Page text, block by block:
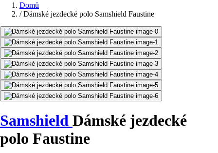
Domů
/ Dámské jezdecké polo Samshield Faustine
Samshield Dámské jezdecké
polo Faustine